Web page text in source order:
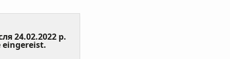
24.02.2022 р.
eingereist. (Value